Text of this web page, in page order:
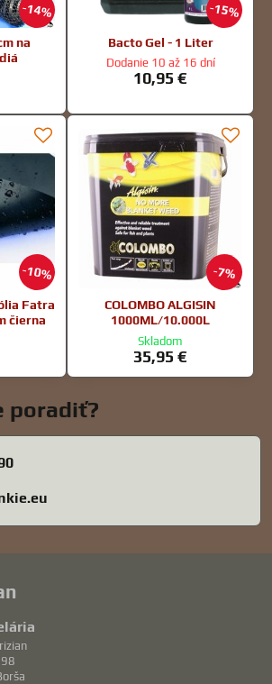
14%
na
15%
Bacto Gel - 1 Liter
Dodanie 10 až 16 dní
10,95 €
10%
Fatra
čierna
7%
COLOMBO ALGISIN
1000ML/10.000L
Skladom
35,95 €
poradiť?